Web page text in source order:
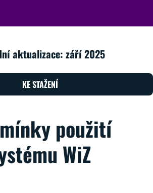
aktualizace: září 2025
KE STAŽENÍ
použití
WiZ